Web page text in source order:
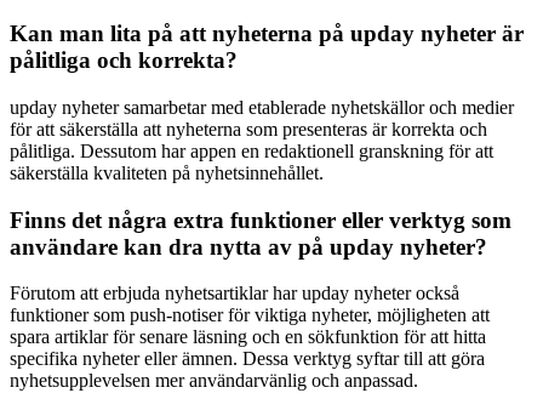
Kan man lita på att nyheterna på upday nyheter är
pålitliga och korrekta?
upday nyheter samarbetar med etablerade nyhetskällor och medier
för att säkerställa att nyheterna som presenteras är korrekta och
pålitliga. Dessutom har appen en redaktionell granskning för att
säkerställa kvaliteten på nyhetsinnehållet.
Finns det några extra funktioner eller verktyg som
användare kan dra nytta av på upday nyheter?
Förutom att erbjuda nyhetsartiklar har upday nyheter också
funktioner som push-notiser för viktiga nyheter, möjligheten att
spara artiklar för senare läsning och en sökfunktion för att hitta
specifika nyheter eller ämnen. Dessa verktyg syftar till att göra
nyhetsupplevelsen mer användarvänlig och anpassad.